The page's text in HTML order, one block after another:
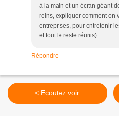
à la main et un écran géant
reins, expliquer comment on
entreprises, pour entretenir
et tout le reste réunis)...
Répondre
< Ecoutez voir.